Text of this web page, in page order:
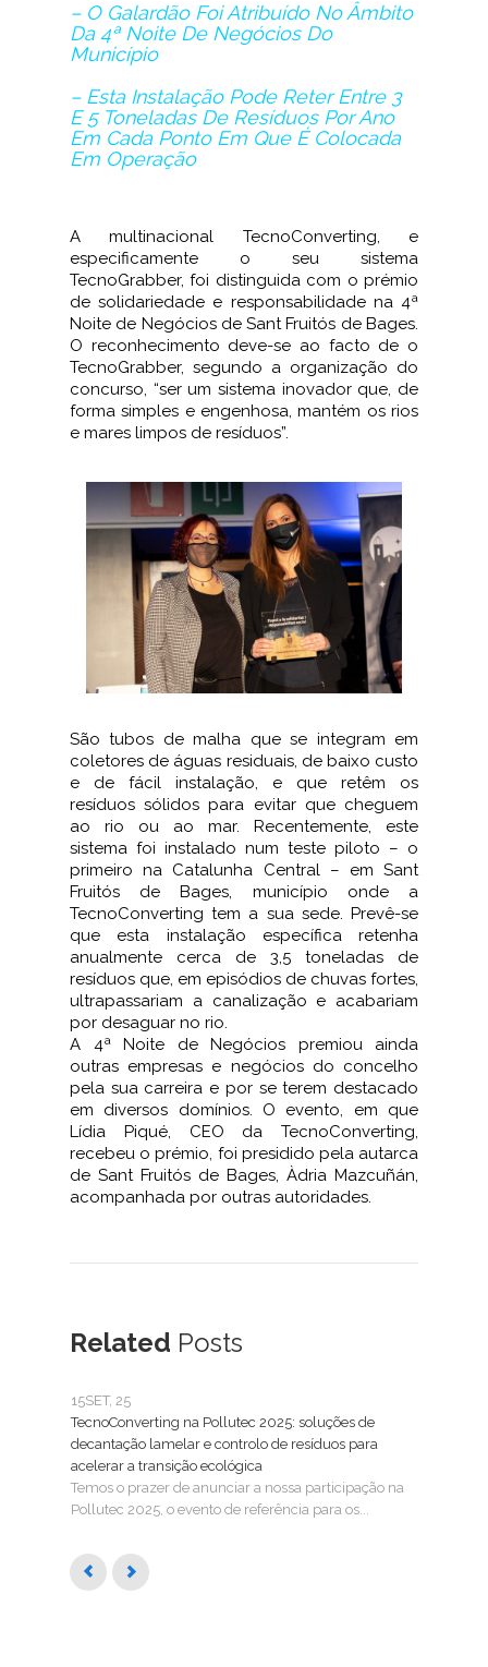
– O Galardão Foi Atribuído No Âmbito
Da 4ª Noite De Negócios Do
Município
– Esta Instalação Pode Reter Entre 3
E 5 Toneladas De Resíduos Por Ano
Em Cada Ponto Em Que É Colocada
Em Operação
A multinacional TecnoConverting, e
especificamente o seu sistema
TecnoGrabber, foi distinguida com o prémio
de solidariedade e responsabilidade na 4ª
Noite de Negócios de Sant Fruitós de Bages.
O reconhecimento deve-se ao facto de o
TecnoGrabber, segundo a organização do
concurso, “ser um sistema inovador que, de
forma simples e engenhosa, mantém os rios
e mares limpos de resíduos”.
São tubos de malha que se integram em
coletores de águas residuais, de baixo custo
e de fácil instalação, e que retêm os
resíduos sólidos para evitar que cheguem
ao rio ou ao mar. Recentemente, este
sistema foi instalado num teste piloto – o
primeiro na Catalunha Central – em Sant
Fruitós de Bages, município onde a
TecnoConverting tem a sua sede. Prevê-se
que esta instalação específica retenha
anualmente cerca de 3,5 toneladas de
resíduos que, em episódios de chuvas fortes,
ultrapassariam a canalização e acabariam
por desaguar no rio.
A 4ª Noite de Negócios premiou ainda
outras empresas e negócios do concelho
pela sua carreira e por se terem destacado
em diversos domínios. O evento, em que
Lídia Piqué, CEO da TecnoConverting,
recebeu o prémio, foi presidido pela autarca
de Sant Fruitós de Bages, Àdria Mazcuñán,
acompanhada por outras autoridades.
Related Posts
15SET, 25
TecnoConverting na Pollutec 2025: soluções de
decantação lamelar e controlo de resíduos para
acelerar a transição ecológica
Temos o prazer de anunciar a nossa participação na
Pollutec 2025, o evento de referência para os...